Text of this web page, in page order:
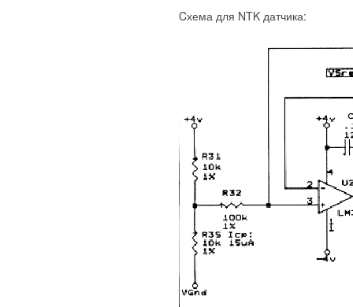
Cхема для NTK датчика: